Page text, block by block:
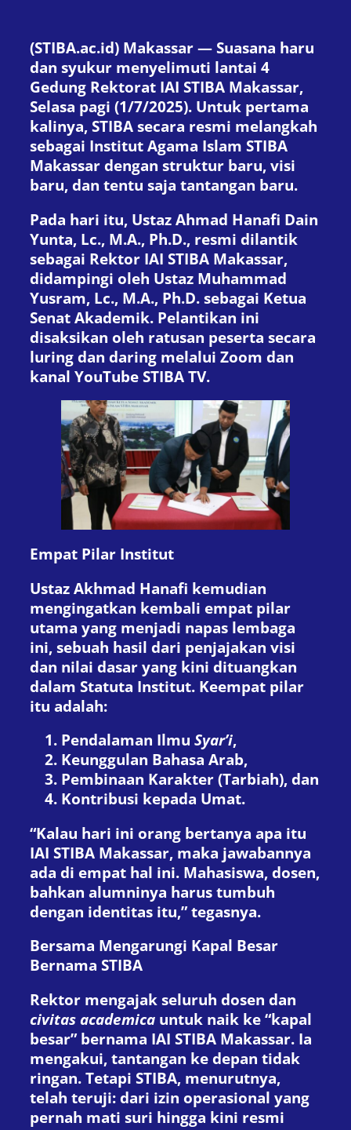
(STIBA.ac.id) Makassar — Suasana haru
dan syukur menyelimuti lantai 4
Gedung Rektorat IAI STIBA Makassar,
Selasa pagi (1/7/2025). Untuk pertama
kalinya, STIBA secara resmi melangkah
sebagai Institut Agama Islam STIBA
Makassar dengan struktur baru, visi
baru, dan tentu saja tantangan baru.
Pada hari itu, Ustaz Ahmad Hanafi Dain
Yunta, Lc., M.A., Ph.D., resmi dilantik
sebagai Rektor IAI STIBA Makassar,
didampingi oleh Ustaz Muhammad
Yusram, Lc., M.A., Ph.D. sebagai Ketua
Senat Akademik. Pelantikan ini
disaksikan oleh ratusan peserta secara
luring dan daring melalui Zoom dan
kanal YouTube STIBA TV.
Empat Pilar Institut
Ustaz Akhmad Hanafi kemudian
mengingatkan kembali empat pilar
utama yang menjadi napas lembaga
ini, sebuah hasil dari penjajakan visi
dan nilai dasar yang kini dituangkan
dalam Statuta Institut. Keempat pilar
itu adalah:
Pendalaman Ilmu Syar’i,
Keunggulan Bahasa Arab,
Pembinaan Karakter (Tarbiah), dan
Kontribusi kepada Umat.
“Kalau hari ini orang bertanya apa itu
IAI STIBA Makassar, maka jawabannya
ada di empat hal ini. Mahasiswa, dosen,
bahkan alumninya harus tumbuh
dengan identitas itu,” tegasnya.
Bersama Mengarungi Kapal Besar
Bernama STIBA
Rektor mengajak seluruh dosen dan
civitas academica untuk naik ke “kapal
besar” bernama IAI STIBA Makassar. Ia
mengakui, tantangan ke depan tidak
ringan. Tetapi STIBA, menurutnya,
telah teruji: dari izin operasional yang
pernah mati suri hingga kini resmi